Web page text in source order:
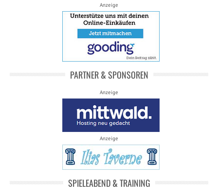
Anzeige
PARTNER & SPONSOREN
Anzeige
Anzeige
SPIELEABEND & TRAINING